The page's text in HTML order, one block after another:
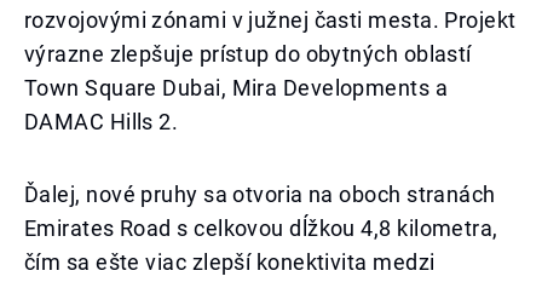
rozvojovými zónami v južnej časti mesta. Projekt
výrazne zlepšuje prístup do obytných oblastí
Town Square Dubai, Mira Developments a
DAMAC Hills 2.
Ďalej, nové pruhy sa otvoria na oboch stranách
Emirates Road s celkovou dĺžkou 4,8 kilometra,
čím sa ešte viac zlepší konektivita medzi